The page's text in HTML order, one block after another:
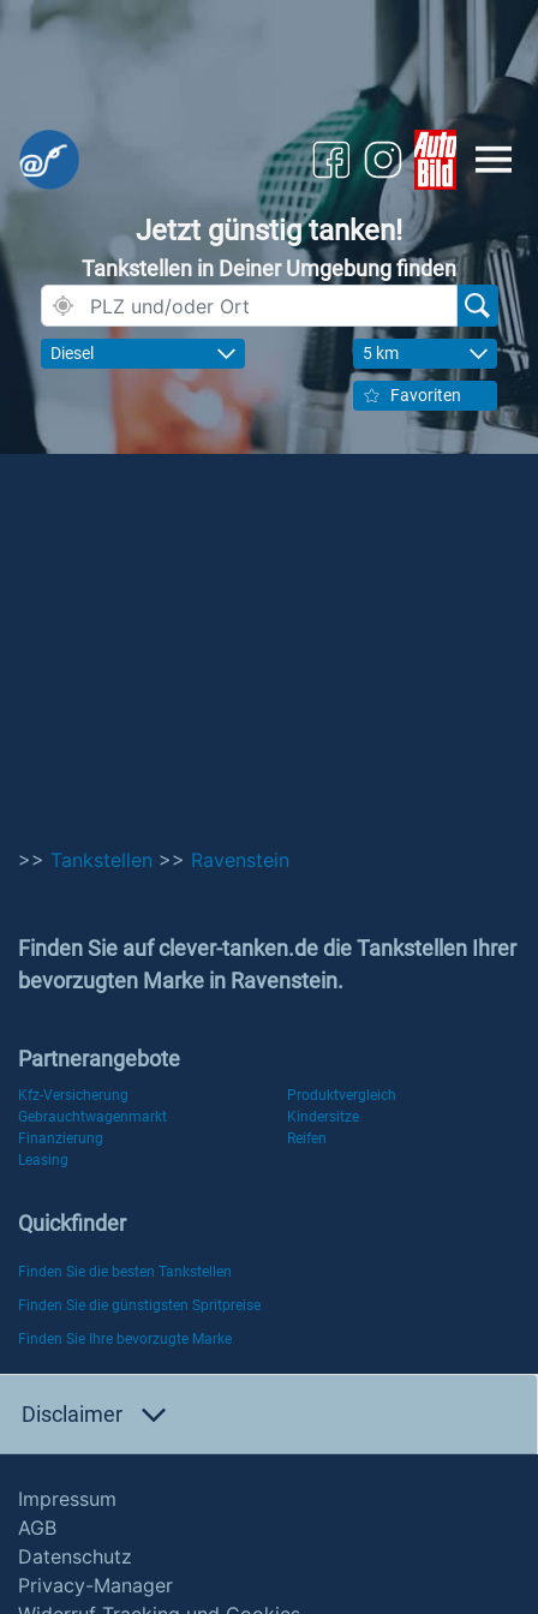
Jetzt günstig tanken!
Tankstellen in Deiner Umgebung finden
Diesel 5 km
Favoriten
>> Tankstellen >> Ravenstein
Finden Sie auf clever-tanken.de die Tankstellen Ihrer
bevorzugten Marke in Ravenstein.
Partnerangebote
Kfz-Versicherung
Produktvergleich
Gebrauchtwagenmarkt
Kindersitze
Finanzierung
Reifen
Leasing
Quickfinder
Finden Sie die besten Tankstellen
Finden Sie die günstigsten Spritpreise
Finden Sie Ihre bevorzugte Marke
Disclaimer
Impressum
AGB
Datenschutz
Privacy-Manager